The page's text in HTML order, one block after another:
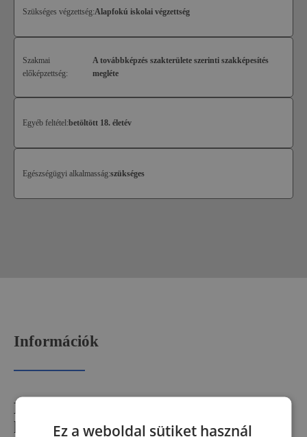
Szükséges végzettség:Alapfokú iskolai végzettség
Szakmai
előképzettség:
A továbbképzés szakterülete szerinti szakképesítés
megléte
Egyéb feltétel:betöltött 18. életév
Egészségügyi alkalmasság:szükséges
Információk
Mire jó a Nyomástartó edény gépész
képesítő képzés?
Ez a weboldal sütiket használ